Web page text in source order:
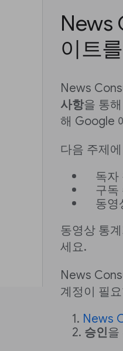
News
이트
News
사항을 통
해 Google
다음 주제
독자
구독
동영
동영상 통
세요.
News
계정이 필
News
승인을